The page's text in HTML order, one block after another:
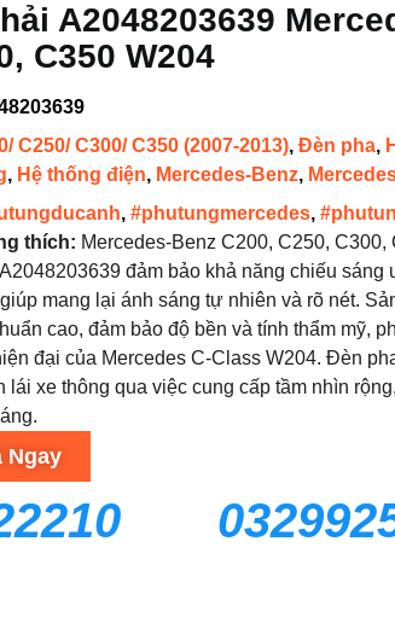
A2048203639
C350 W204
C250/ C300/ C350 (2007-2013), Đèn pha,
, Hệ thống điện, Mercedes-Benz,
, #phutungmercedes,
thích: Mercedes-Benz C200, C250, C300,
đảm bảo khả năng chiếu sáng
mang lại ánh sáng tự nhiên và rõ nét.
cao, đảm bảo độ bền và tính thẩm mỹ,
đại của Mercedes C-Class W204. Đèn
lái xe thông qua việc cung cấp tầm nhìn
Ngay